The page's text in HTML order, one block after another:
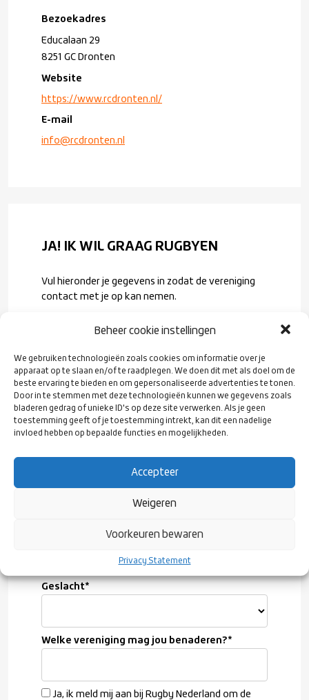
Beheer cookie instellingen
We gebruiken technologieën zoals cookies om informatie over je
apparaat op te slaan en/of te raadplegen. We doen dit met als doel om de
beste ervaring te bieden en om gepersonaliseerde advertenties te tonen.
Door in te stemmen met deze technologieën kunnen we gegevens zoals
bladeren gedrag of unieke ID's op deze site verwerken. Als je geen
toestemming geeft of je toestemming intrekt, kan dit een nadelige
invloed hebben op bepaalde functies en mogelijkheden.
Accepteer
Weigeren
Voorkeuren bewaren
Privacy Statement
Bezoekadres
Educalaan 29
8251 GC Dronten
Website
https://www.rcdronten.nl/
E-mail
info@rcdronten.nl
JA! IK WIL GRAAG RUGBYEN
Vul hieronder je gegevens in zodat de vereniging
contact met je op kan nemen.
Achternaam*
E-mailadres *
*
Geslacht*
Welke vereniging mag jou benaderen?*
Ja, ik meld mij aan bij Rugby Nederland om de